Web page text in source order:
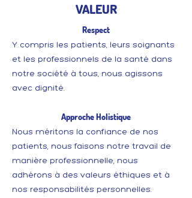
VALEUR
Respect
Y compris les patients, leurs soignants
et les professionnels de la santé dans
notre société à tous, nous agissons
avec dignité.
Approche Holistique
Nous méritons la confiance de nos
patients, nous faisons notre travail de
manière professionnelle, nous
adhérons à des valeurs éthiques et à
nos responsabilités personnelles.